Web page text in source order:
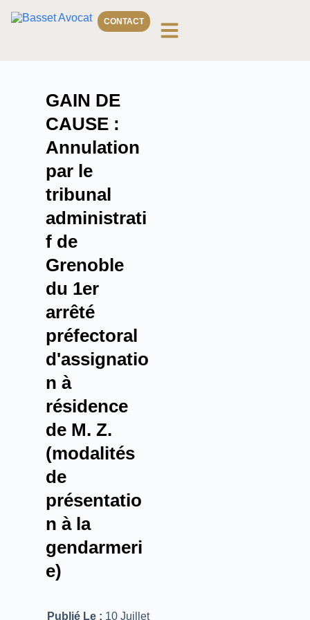
CONTACT
GAIN DE
CAUSE :
Annulation
par le
tribunal
administrati
f de
Grenoble
du 1er
arrêté
préfectoral
d'assignatio
n à
résidence
de M. Z.
(modalités
de
présentatio
n à la
gendarmeri
e)
Publié Le : 10 Juillet